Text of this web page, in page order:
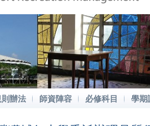
辦法 師資陣容 必修科目 學期